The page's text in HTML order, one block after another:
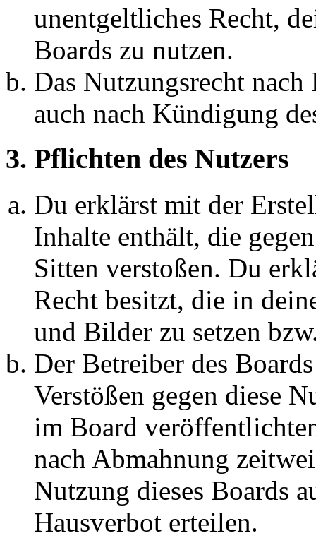
unentgeltliches Recht,
Boards zu nutzen.
Das Nutzungsrecht
auch nach Kündigung
3. Pflichten des Nutzers
Du erklärst mit der
Inhalte enthält, die
Sitten verstoßen. Du
Recht besitzt, die in
und Bilder zu setzen
Der Betreiber des
Verstößen gegen diese
im Board
nach Abmahnung
Nutzung dieses Boards
Hausverbot erteilen.